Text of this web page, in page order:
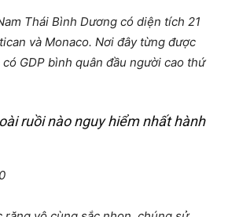
Thái Bình Dương có diện tích 21
và Monaco. Nơi đây từng được
GDP bình quân đầu người cao thứ
ruồi nào nguy hiểm nhất hành